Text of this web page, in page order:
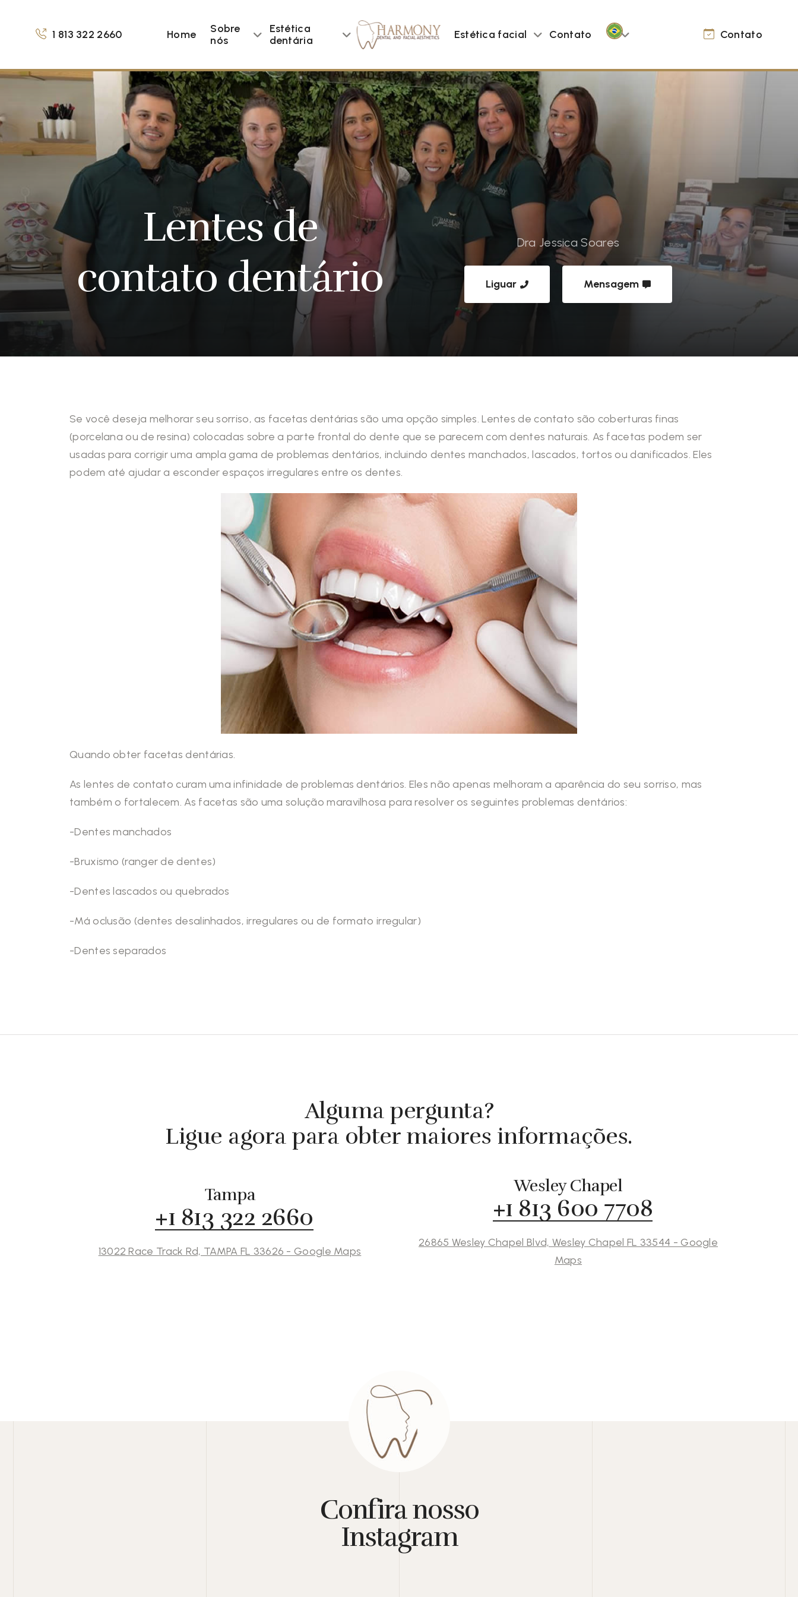
1 813 322 2660 Home
Sobre
nós
Estética
dentária
Estética facial Contato Contato
Lentes de
contato dentário
Dra Jessica Soares
Liguar Mensagem
Se você deseja melhorar seu sorriso, as facetas dentárias são uma opção simples. Lentes de contato são coberturas finas
(porcelana ou de resina) colocadas sobre a parte frontal do dente que se parecem com dentes naturais. As facetas podem ser
usadas para corrigir uma ampla gama de problemas dentários, incluindo dentes manchados, lascados, tortos ou danificados. Eles
podem até ajudar a esconder espaços irregulares entre os dentes.
Quando obter facetas dentárias.
As lentes de contato curam uma infinidade de problemas dentários. Eles não apenas melhoram a aparência do seu sorriso, mas
também o fortalecem. As facetas são uma solução maravilhosa para resolver os seguintes problemas dentários:
-Dentes manchados
-Bruxismo (ranger de dentes)
-Dentes lascados ou quebrados
-Má oclusão (dentes desalinhados, irregulares ou de formato irregular)
-Dentes separados
Alguma pergunta?
Ligue agora para obter maiores informações.
Tampa
+1 813 322 2660
13022 Race Track Rd, TAMPA FL 33626 - Google Maps
Wesley Chapel
+1 813 600 7708
26865 Wesley Chapel Blvd, Wesley Chapel FL 33544 - Google
Maps
Confira nosso
Instagram